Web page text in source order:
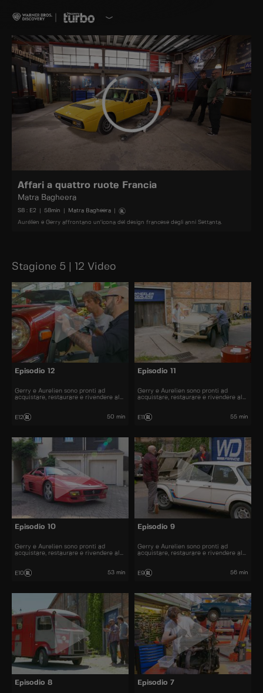
Affari a quattro ruote Francia
Matra Bagheera
S8 : E2 58min Matra Bagheera
Aurélien e Gerry affrontano un'icona del design francese degli anni Settanta.
Stagione 5 | 12 Video
Episodio 12
Gerry e Aurelien sono pronti ad
acquistare, restaurare e rivendere al
E12 50 min
Episodio 11
Gerry e Aurelien sono pronti ad
acquistare, restaurare e rivendere al
E11 55 min
Episodio 10
Gerry e Aurelien sono pronti ad
acquistare, restaurare e rivendere al
E10 53 min
Episodio 9
Gerry e Aurelien sono pronti ad
acquistare, restaurare e rivendere al
E9 56 min
Episodio 8 Episodio 7